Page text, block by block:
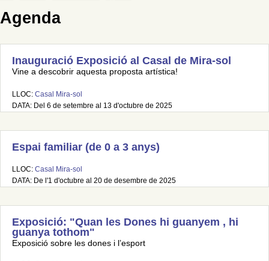
Agenda
Inauguració Exposició al Casal de Mira-sol
Vine a descobrir aquesta proposta artística!
LLOC: Casal Mira-sol
DATA: Del 6 de setembre al 13 d'octubre de 2025
Espai familiar (de 0 a 3 anys)
LLOC: Casal Mira-sol
DATA: De l'1 d'octubre al 20 de desembre de 2025
Exposició: "Quan les Dones hi guanyem , hi
guanya tothom"
Exposició sobre les dones i l’esport